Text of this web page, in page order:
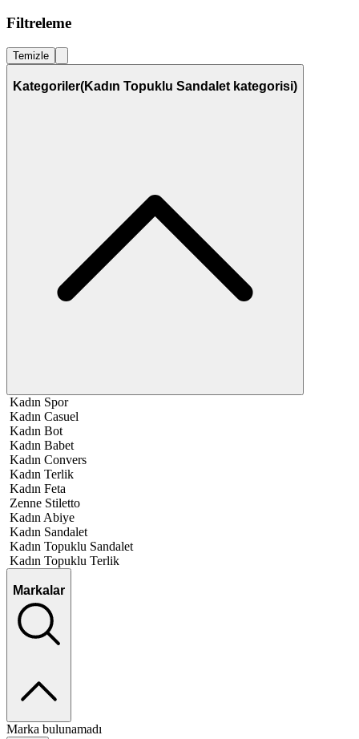
Filtreleme
Temizle
Kategoriler(Kadın Topuklu Sandalet kategorisi)
Kadın Spor
Kadın Casuel
Kadın Bot
Kadın Babet
Kadın Convers
Kadın Terlik
Kadın Feta
Zenne Stiletto
Kadın Abiye
Kadın Sandalet
Kadın Topuklu Sandalet
Kadın Topuklu Terlik
Markalar
Marka bulunamadı